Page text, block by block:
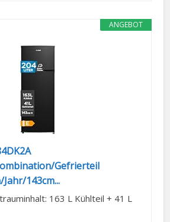
ANGEBOT
Gefrierteil
143cm...
163 L Kühlteil + 41 L